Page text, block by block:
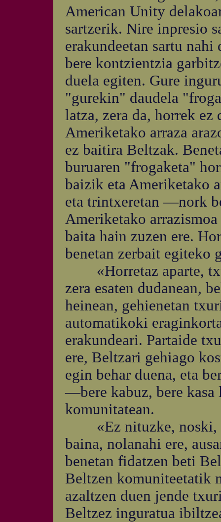
American Unity
sartzerik. Nire inpresio
erakundeetan sartu
bere kontzientzia
duela egiten. Gure
"gurekin" daudela
latza, zera da, horrek ez
Ameriketako arraza
ez baitira Beltzak.
buruaren "frogaketa"
baizik eta Ameriketako
eta trintxeretan —nork
Ameriketako
baita hain zuzen ere.
benetan zerbait egiteko
«Horretaz aparte,
zera esaten dudanean,
heinean, gehienetan
automatikoki
erakundeari. Partaide
ere, Beltzari gehiago
egin behar duena, eta
—bere kabuz, bere kasa
komunitatean.
«Ez nituzke, noski,
baina, nolanahi ere,
benetan fidatzen beti
Beltzen komuniteetatik
azaltzen duen jende
Beltzez inguratua